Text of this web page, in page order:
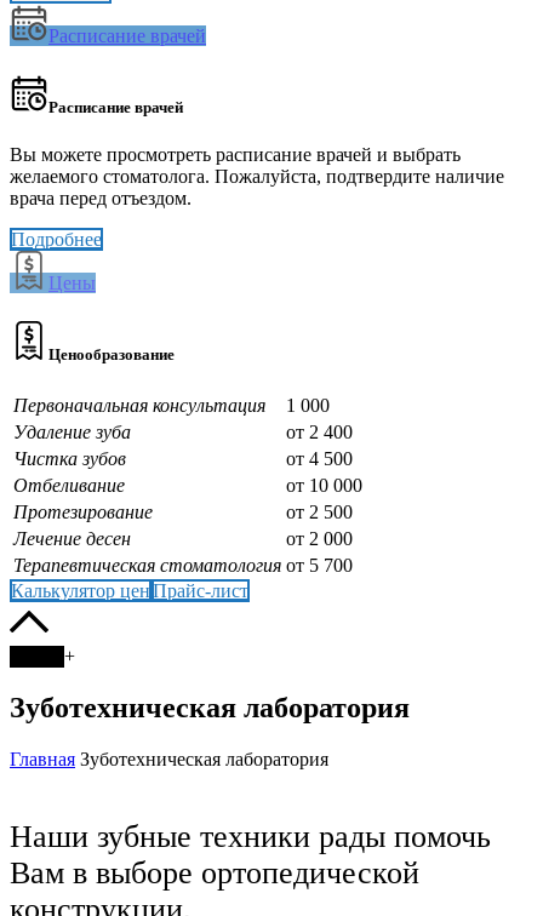
Расписание врачей
Расписание врачей
Вы можете просмотреть расписание врачей и выбрать
желаемого стоматолога. Пожалуйста, подтвердите наличие
врача перед отъездом.
Подробнее
Цены
Ценообразование
Первоначальная консультация
1 000
Удаление зуба
от 2 400
Чистка зубов
от 4 500
Отбеливание
от 10 000
Протезирование
от 2 500
Лечение десен
от 2 000
Терапевтическая стоматология от 5 700
Калькулятор цен Прайс-лист
+
Зуботехническая лаборатория
Главная Зуботехническая лаборатория
Наши зубные техники рады помочь
Вам в выборе ортопедической